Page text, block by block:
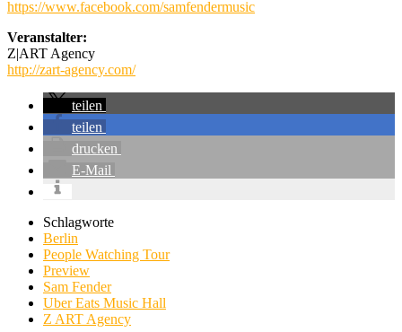
https://www.facebook.com/samfendermusic
Veranstalter:
Z|ART Agency
http://zart-agency.com/
teilen
teilen
drucken
E-Mail
Schlagworte
Berlin
People Watching Tour
Preview
Sam Fender
Uber Eats Music Hall
Z ART Agency